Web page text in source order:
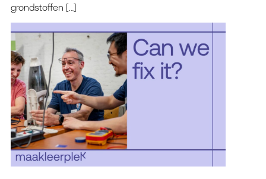
grondstoffen […]